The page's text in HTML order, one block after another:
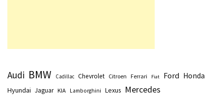
Audi BMW Cadillac Chevrolet Citroen Ferrari Fiat Ford Honda
Hyundai Jaguar KIA Lamborghini Lexus Mercedes